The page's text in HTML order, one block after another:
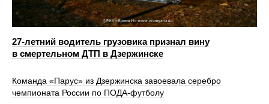
27-летний водитель грузовика признал вину
в смертельном ДТП в Дзержинске
Команда «Парус» из Дзержинска завоевала серебро
чемпионата России по ПОДА-футболу